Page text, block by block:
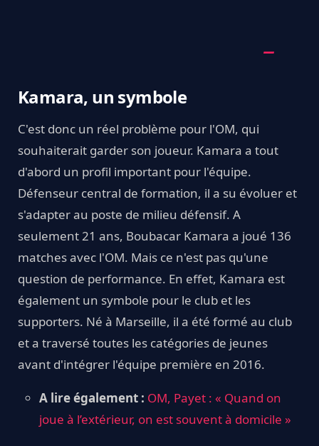
Kamara, un symbole
C'est donc un réel problème pour l'OM, qui
souhaiterait garder son joueur. Kamara a tout
d'abord un profil important pour l'équipe.
Défenseur central de formation, il a su évoluer et
s'adapter au poste de milieu défensif. A
seulement 21 ans, Boubacar Kamara a joué 136
matches avec l'OM. Mais ce n'est pas qu'une
question de performance. En effet, Kamara est
également un symbole pour le club et les
supporters. Né à Marseille, il a été formé au club
et a traversé toutes les catégories de jeunes
avant d'intégrer l'équipe première en 2016.
A lire également : OM, Payet : « Quand on
joue à l’extérieur, on est souvent à domicile »